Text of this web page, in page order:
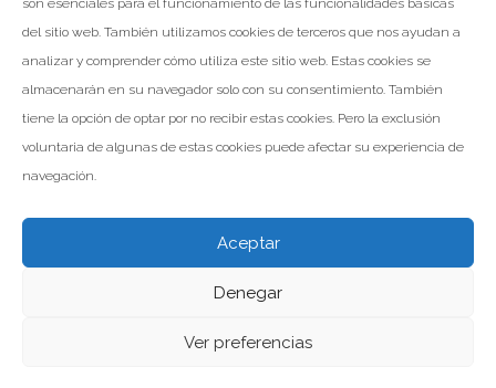
son esenciales para el funcionamiento de las funcionalidades básicas
del sitio web. También utilizamos cookies de terceros que nos ayudan a
analizar y comprender cómo utiliza este sitio web. Estas cookies se
almacenarán en su navegador solo con su consentimiento. También
tiene la opción de optar por no recibir estas cookies. Pero la exclusión
voluntaria de algunas de estas cookies puede afectar su experiencia de
navegación.
Aceptar
Denegar
Ver preferencias
Paginación
de
entradas
1 2 NEXT
Política de Privacidad